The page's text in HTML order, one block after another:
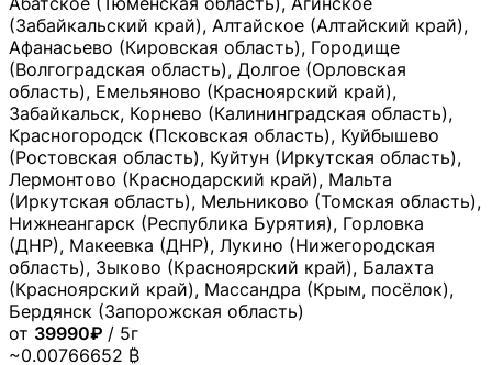
(Забайкальский край), Алтайское (Алтайский край),
Афанасьево (Кировская область), Городище
(Волгоградская область), Долгое (Орловская
область), Емельяново (Красноярский край),
Забайкальск, Корнево (Калининградская область),
Красногородск (Псковская область), Куйбышево
(Ростовская область), Куйтун (Иркутская область),
Лермонтово (Краснодарский край), Мальта
(Иркутская область), Мельниково (Томская область),
Нижнеангарск (Республика Бурятия), Горловка
(ДНР), Макеевка (ДНР), Лукино (Нижегородская
область), Зыково (Красноярский край), Балахта
(Красноярский край), Массандра (Крым, посёлок),
Бердянск (Запорожская область)
от 39990₽ / 5г
~0.00766652 ₿